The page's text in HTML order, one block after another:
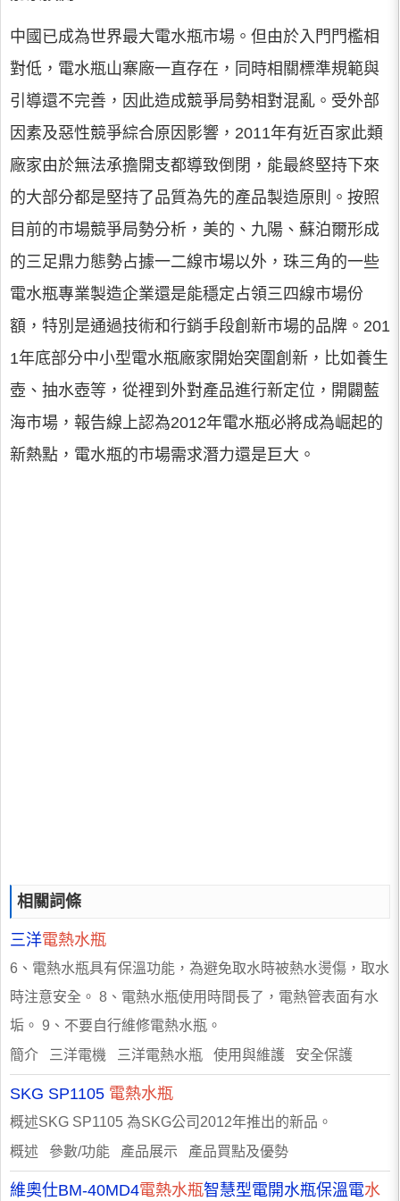
中國已成為世界最大電水瓶市場。但由於入門門檻相
對低，電水瓶山寨廠一直存在，同時相關標準規範與
引導還不完善，因此造成競爭局勢相對混亂。受外部
因素及惡性競爭綜合原因影響，2011年有近百家此類
廠家由於無法承擔開支都導致倒閉，能最終堅持下來
的大部分都是堅持了品質為先的產品製造原則。按照
目前的市場競爭局勢分析，美的、九陽、蘇泊爾形成
的三足鼎力態勢占據一二線市場以外，珠三角的一些
電水瓶專業製造企業還是能穩定占領三四線市場份
額，特別是通過技術和行銷手段創新市場的品牌。201
1年底部分中小型電水瓶廠家開始突圍創新，比如養生
壺、抽水壺等，從裡到外對產品進行新定位，開闢藍
海市場，報告線上認為2012年電水瓶必將成為崛起的
新熱點，電水瓶的市場需求潛力還是巨大。
相關詞條
三洋電熱水瓶
6、電熱水瓶具有保溫功能，為避免取水時被熱水燙傷，取水
時注意安全。 8、電熱水瓶使用時間長了，電熱管表面有水
垢。 9、不要自行維修電熱水瓶。
簡介 三洋電機 三洋電熱水瓶 使用與維護 安全保護
SKG SP1105 電熱水瓶
概述SKG SP1105 為SKG公司2012年推出的新品。
概述 參數/功能 產品展示 產品買點及優勢
維奧仕BM-40MD4電熱水瓶智慧型電開水瓶保溫電水